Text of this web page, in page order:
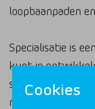
loopbaanpaden
Specialisatie is
kunt je
Cookies